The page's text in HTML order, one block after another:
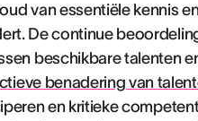
van essentiële kennis
De continue
beschikbare talenten
benadering van
en kritieke